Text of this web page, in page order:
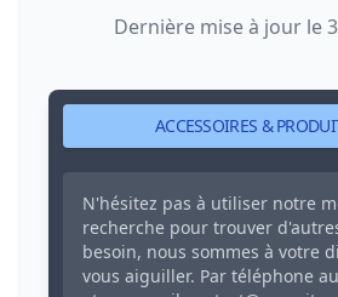
ACCESSOIRES &
N'hésitez pas à utiliser notre
recherche pour trouver
besoin, nous sommes à votre
vous aiguiller. Par téléphone au
Dernière mise à jour le